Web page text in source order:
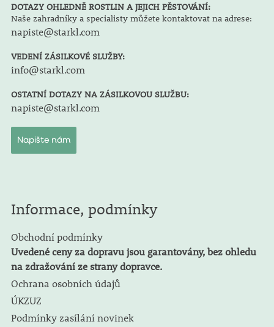
DOTAZY OHLEDNĚ ROSTLIN A JEJICH PĚSTOVÁNÍ:
Naše zahradníky a specialisty můžete kontaktovat na adrese:
napiste@starkl.com
VEDENÍ ZÁSILKOVÉ SLUŽBY:
info@starkl.com
OSTATNÍ DOTAZY NA ZÁSILKOVOU SLUŽBU:
napiste@starkl.com
Napište nám
Informace, podmínky
Obchodní podmínky
Uvedené ceny za dopravu jsou garantovány, bez ohledu
na zdražování ze strany dopravce.
Ochrana osobních údajů
ÚKZUZ
Podmínky zasílání novinek